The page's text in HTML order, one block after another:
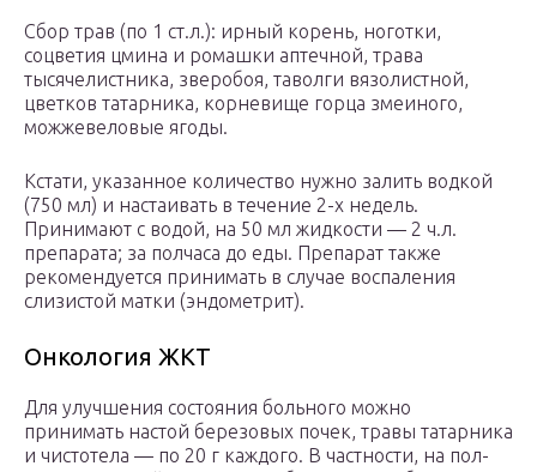
Сбор трав (по 1 ст.л.): ирный корень, ноготки,
соцветия цмина и ромашки аптечной, трава
тысячелистника, зверобоя, таволги вязолистной,
цветков татарника, корневище горца змеиного,
можжевеловые ягоды.
Кстати, указанное количество нужно залить водкой
(750 мл) и настаивать в течение 2-х недель.
Принимают с водой, на 50 мл жидкости — 2 ч.л.
препарата; за полчаса до еды. Препарат также
рекомендуется принимать в случае воспаления
слизистой матки (эндометрит).
Онкология ЖКТ
Для улучшения состояния больного можно
принимать настой березовых почек, травы татарника
и чистотела — по 20 г каждого. В частности, на пол-